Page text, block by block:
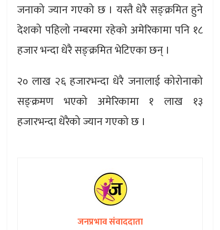
जनाको ज्यान गएको छ । यस्तै धेरै सङ्क्रमित हुने
देशको पहिलो नम्बरमा रहेको अमेरिकामा पनि १८
हजार भन्दा धेरै सङ्क्रमित भेटिएका छन् ।
२० लाख २६ हजारभन्दा धेरै जनालाई कोरोनाको
सङ्क्रमण भएको अमेरिकामा १ लाख १३
हजारभन्दा धेरैको ज्यान गएको छ ।
जनप्रभाव संवाददाता